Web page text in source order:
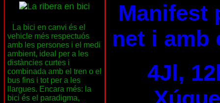
La bici en canvi és el
vehicle més respectuós
amb les persones i el medi
ambient, ideal per a les
distàncies curtes i
combinada amb el tren o el
bus fins i tot per a les
llargues. Encara més: la
bici és el paradigma,
Manifest
net i amb
4Jl,